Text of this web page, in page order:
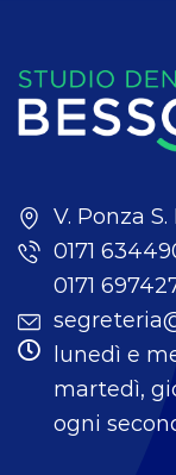
V. Ponza
0171
0171
lunedì e
martedì,
ogni